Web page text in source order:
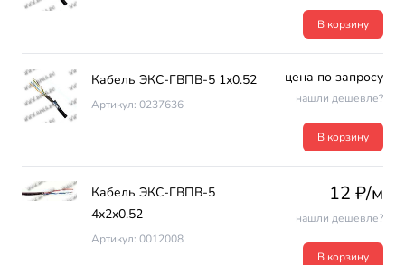
В корзину
Кабель ЭКС-ГВПВ-5 1х0.52
Артикул: 0237636
цена по запросу
нашли дешевле?
В корзину
Кабель ЭКС-ГВПВ-5
4х2х0.52
Артикул: 0012008
12 ₽/м
нашли дешевле?
В корзину